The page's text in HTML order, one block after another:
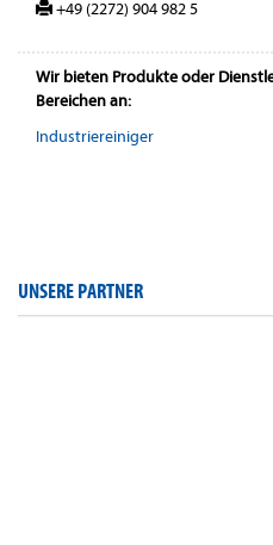
+49 (2272) 904 982 5
Wir bieten Produkte oder
Bereichen an:
Industriereiniger
UNSERE PARTNER